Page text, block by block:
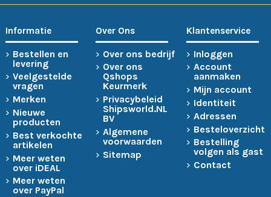
Informatie
Bestellen en
levering
Veelgestelde
vragen
Merken
Nieuwe
producten
Best verkochte
artikelen
Meer weten
over iDEAL
Meer weten
over PayPal
Over Ons
Over ons bedrijf
Over ons
Qshops
Keurmerk
Privacybeleid
Shipsworld.NL
BV
Algemene
voorwaarden
Sitemap
Klantenservice
Inloggen
Account
aanmaken
Mijn account
Identiteit
Adressen
Besteloverzicht
Bestelling
volgen als gast
Contact